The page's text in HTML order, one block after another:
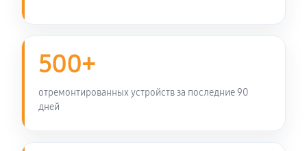
500+
отремонтированных устройств за последние 90
дней